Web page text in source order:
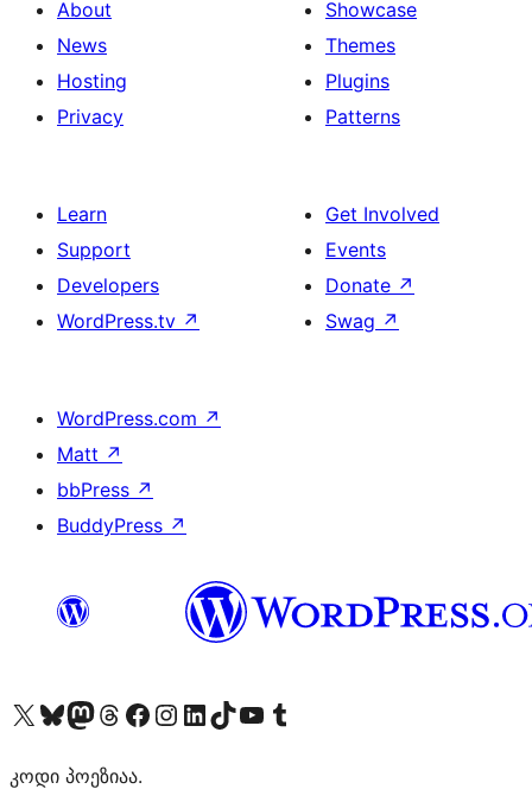
About
News
Hosting
Privacy
Showcase
Themes
Plugins
Patterns
Learn
Support
Developers
WordPress.tv ↗
Get Involved
Events
Donate ↗
Swag ↗
WordPress.com ↗
Matt ↗
bbPress ↗
BuddyPress ↗
Visit our X (formerly Twitter) account
Visit our Bluesky account
Visit our Mastodon account
Visit our Threads account
Visit our Facebook page
Visit our Instagram account
Visit our LinkedIn account
Visit our TikTok account
Visit our YouTube channel
Visit our Tumblr account
კოდი პოეზიაა.